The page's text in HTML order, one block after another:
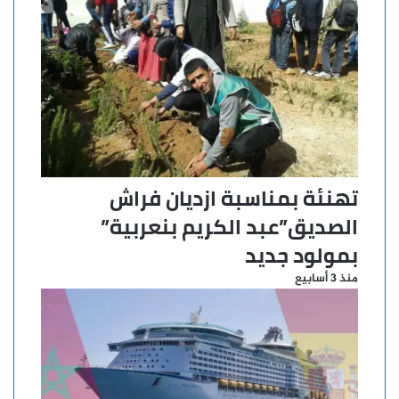
طفيل
تهنئة بمناسبة ازديان فراش
الصديق”عبد الكريم بنعربية”
بمولود جديد
منذ 3 أسابيع